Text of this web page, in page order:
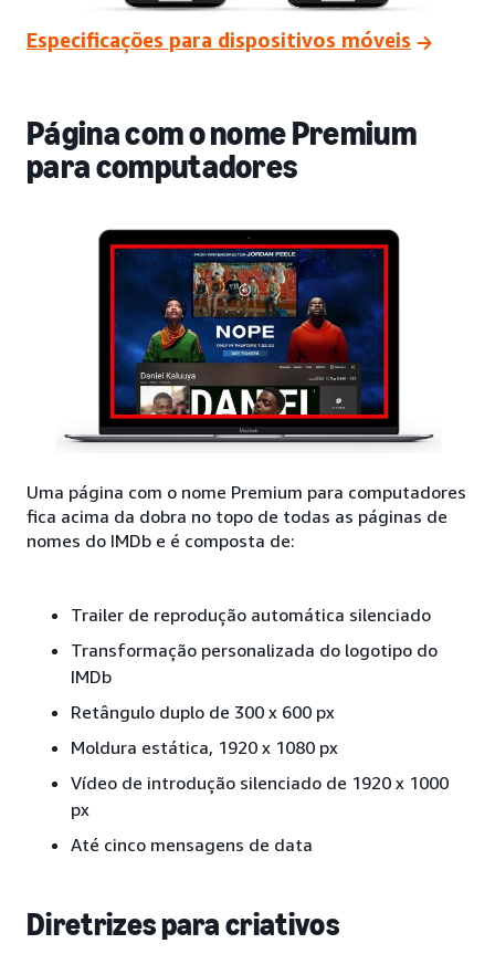
Especificações para dispositivos móveis
Página com o nome Premium
para computadores
Uma página com o nome Premium para computadores
fica acima da dobra no topo de todas as páginas de
nomes do IMDb e é composta de:
Trailer de reprodução automática silenciado
Transformação personalizada do logotipo do
IMDb
Retângulo duplo de 300 x 600 px
Moldura estática, 1920 x 1080 px
Vídeo de introdução silenciado de 1920 x 1000
px
Até cinco mensagens de data
Diretrizes para criativos